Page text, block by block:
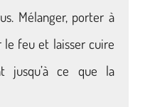
Mélanger, porter à
le feu et laisser cuire
jusqu’à ce que la